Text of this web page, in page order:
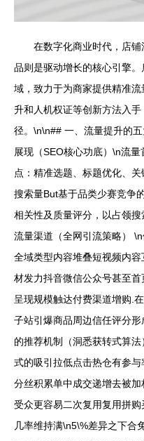
在数字化商业时代，店
品则是驱动增长的核心引擎
域，致力于为商家提供精准
升和人机权证等创新方法入
径。\n\n## 一、流量提升的
展现（SEO核心功底）\n流
点：精准选题、标题优化、
搜索量But基于品类少赛竞争
相关性及质量评分，以占领
流量渠道（全网引流策略）
全域类型内容堆叠短视频内
材发力抖音微信公众号甚至
呈现规模触达付费渠道增购.
子站引爆商品周边信任评分
的推荐机制（洞悉获转式算
式的吸引拉低点击热仓有参
分丝积累单中成交递增去被
受众更容易二次复用复用拼
几率维持满\n5\%差异之下合